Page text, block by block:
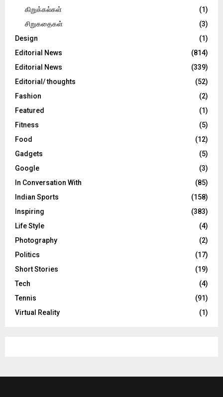
கிறுக்கல்கள்
(1)
சிறுகதைகள்
(3)
Design
(1)
Editorial News
(814)
Editorial News
(339)
Editorial/ thoughts
(52)
Fashion
(2)
Featured
(1)
Fitness
(5)
Food
(12)
Gadgets
(5)
Google
(3)
In Conversation With
(85)
Indian Sports
(158)
Inspiring
(383)
Life Style
(4)
Photography
(2)
Politics
(17)
Short Stories
(19)
Tech
(4)
Tennis
(91)
Virtual Reality
(1)